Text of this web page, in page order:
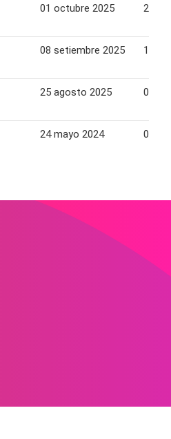
01 octubre 2025 20
08 setiembre 2025 14
25 agosto 2025 07
24 mayo 2024 05